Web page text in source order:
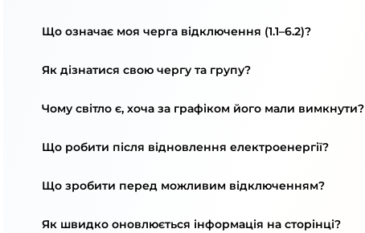
Що означає моя черга відключення (1.1–6.2)?
Як дізнатися свою чергу та групу?
Чому світло є, хоча за графіком його мали вимкнути?
Що робити після відновлення електроенергії?
Що зробити перед можливим відключенням?
Як швидко оновлюється інформація на сторінці?